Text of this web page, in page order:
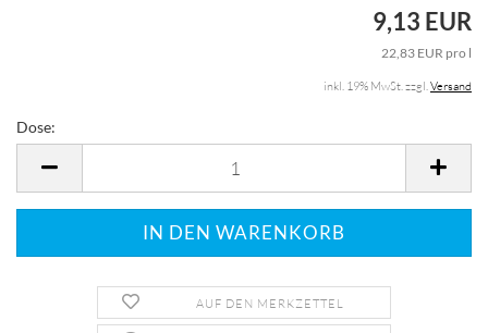
9,13 EUR
22,83 EUR pro l
inkl. 19% MwSt. zzgl.Versand
Dose:
AUF DEN MERKZETTEL